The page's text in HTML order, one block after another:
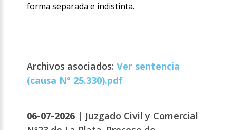
forma separada e indistinta.
Archivos asociados:Ver sentencia
(causa N° 25.330).pdf
06-07-2026 | Juzgado Civil y Comercial